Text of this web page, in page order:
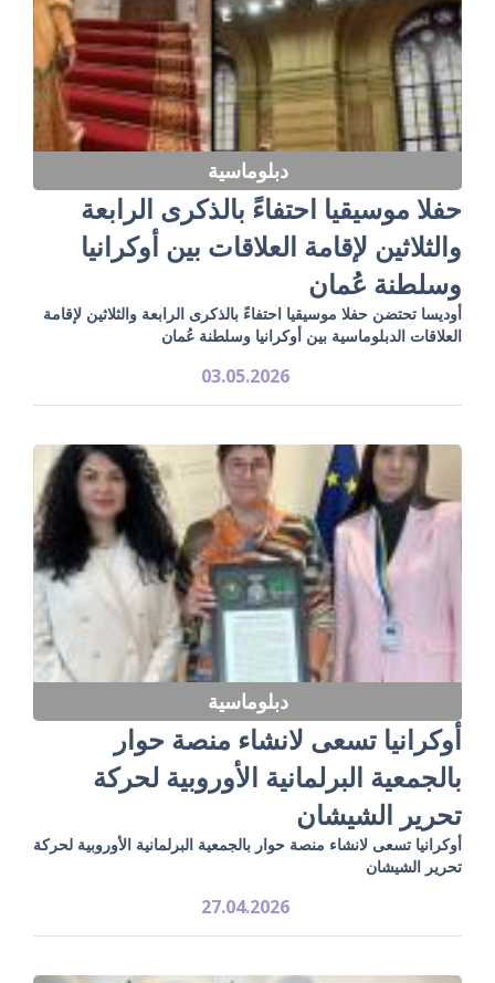
دبلوماسية
حفلا موسيقيا احتفاءً بالذكرى الرابعة
والثلاثين لإقامة العلاقات بين أوكرانيا
وسلطنة عُمان
أوديسا تحتضن حفلا موسيقيا احتفاءً بالذكرى الرابعة والثلاثين لإقامة
العلاقات الدبلوماسية بين أوكرانيا وسلطنة عُمان
03.05.2026
دبلوماسية
أوكرانيا تسعى لانشاء منصة حوار
بالجمعية البرلمانية الأوروبية لحركة
تحرير الشيشان
أوكرانيا تسعى لانشاء منصة حوار بالجمعية البرلمانية الأوروبية لحركة
تحرير الشيشان
27.04.2026